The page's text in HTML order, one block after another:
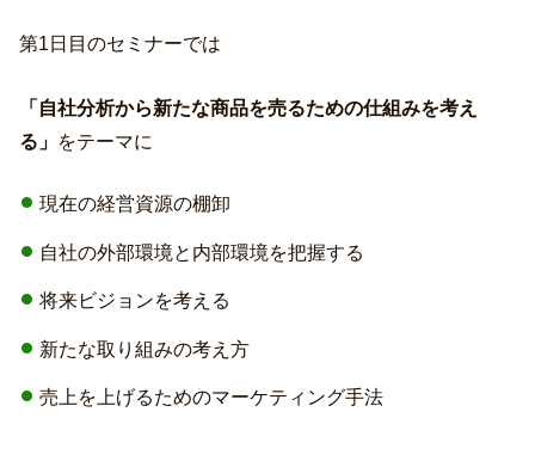
第1日目のセミナーでは
「自社分析から新たな商品を売るための仕組みを考え
る」 をテーマに
現在の経営資源の棚卸
自社の外部環境と内部環境を把握する
将来ビジョンを考える
新たな取り組みの考え方
売上を上げるためのマーケティング手法